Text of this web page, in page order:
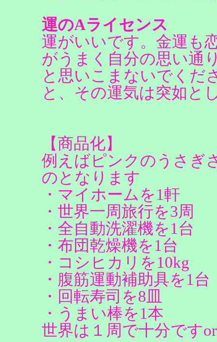
運のAライセンス
運がいいです。金運も
がうまく自分の思い通
と思いこまないでくだ
と、その運気は突如と
【商品化】
例えばピンクのうさぎ
のとなります
・マイホームを1軒
・世界一周旅行を3周
・全自動洗濯機を1台
・布団乾燥機を1台
・コシヒカリを10kg
・腹筋運動補助具を1台
・回転寿司を8皿
・うまい棒を1本
世界は１周で十分です